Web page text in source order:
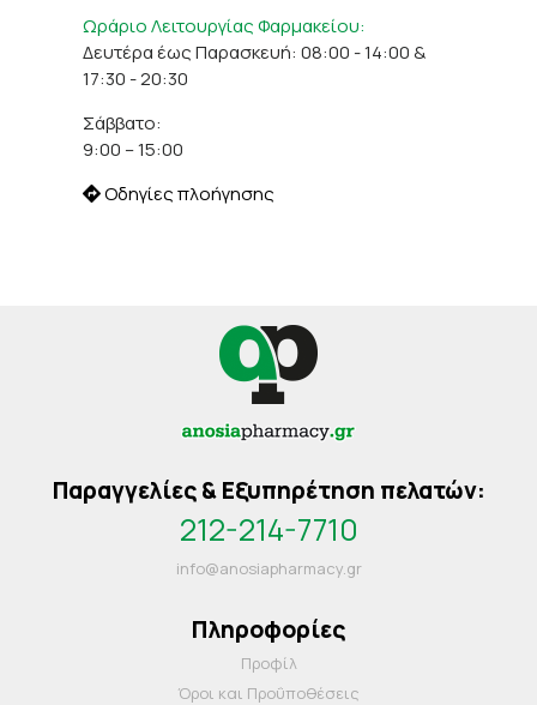
Ωράριο Λειτουργίας Φαρμακείου:
Δευτέρα έως Παρασκευή: 08:00 - 14:00 &
17:30 - 20:30
Σάββατο:
9:00 – 15:00
Οδηγίες πλοήγησης
Παραγγελίες & Εξυπηρέτηση πελατών:
212-214-7710
info@anosiapharmacy.gr
Πληροφορίες
Προφίλ
Όροι και Προΰποθέσεις